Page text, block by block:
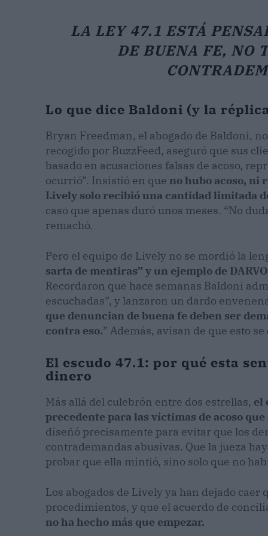
LA LEY 47.1 ESTÁ
DE BUENA FE, NO
Lo que dice Baldoni (y la
Bryan Freedman, el abogado de Baldoni,
recogido por BuzzFeed, aseguró que sus
basado en acusaciones falsas de acoso,
ocurrió”. Insistió en que no hubo acoso, ni
Lively solo recibió una cantidad limitada
caso que apenas duró unos meses. “No
remachó.
Pero el equipo de Lively no se mordió la
sarta de mentiras” y un ejemplo de DARVO
Recordaron que hace semanas Baldoni
escuchadas”, y lanzaron un dardo
que denuncian de buena fe deben ser
contra eso.” Además, avisan de que esto
El escudo 47.1: por qué esta
dinero
Más allá del culebrón entre dos estrellas, el
precedente para las víctimas de acoso
diseñó precisamente para evitar que los
contrademandas abusivas. Que la jueza
probar que ella mintió, sino solo que no
Los abogados de Lively ya han dejado
procedimientos, y que el acuerdo de
no ha hecho más que empezar.